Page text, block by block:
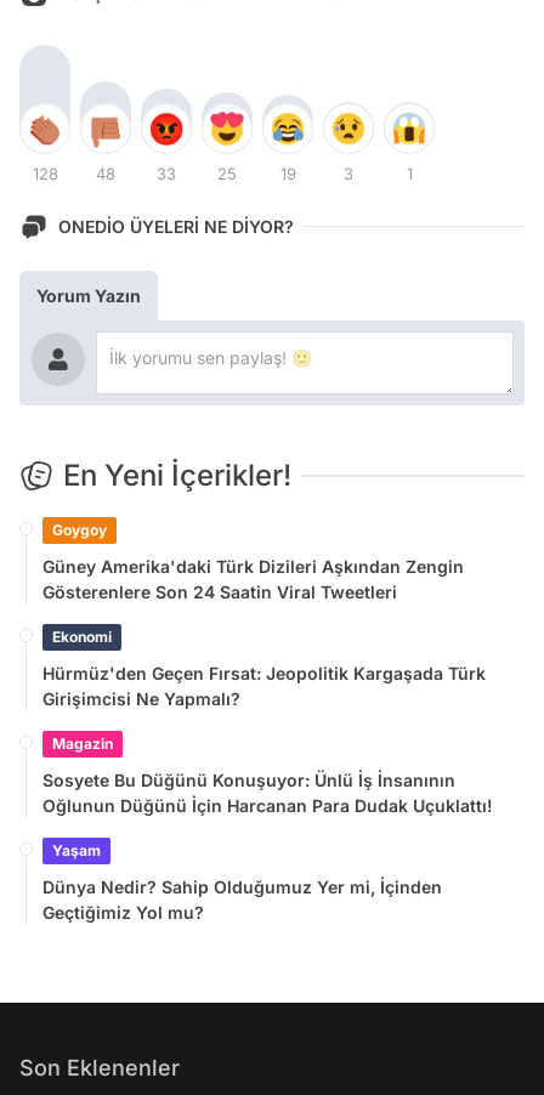
128 48 33 25 19 3 1
ONEDİO ÜYELERİ NE DİYOR?
Yorum Yazın
En Yeni İçerikler!
Goygoy
Güney Amerika'daki Türk Dizileri Aşkından Zengin
Gösterenlere Son 24 Saatin Viral Tweetleri
Ekonomi
Hürmüz'den Geçen Fırsat: Jeopolitik Kargaşada Türk
Girişimcisi Ne Yapmalı?
Magazin
Sosyete Bu Düğünü Konuşuyor: Ünlü İş İnsanının
Oğlunun Düğünü İçin Harcanan Para Dudak Uçuklattı!
Yaşam
Dünya Nedir? Sahip Olduğumuz Yer mi, İçinden
Geçtiğimiz Yol mu?
Son Eklenenler